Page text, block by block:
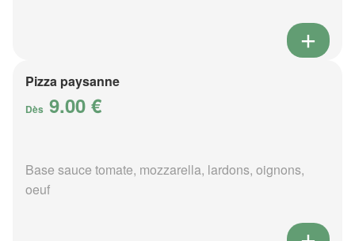
Pizza paysanne
Dès 9.00 €
Base sauce tomate, mozzarella, lardons, oignons,
oeuf